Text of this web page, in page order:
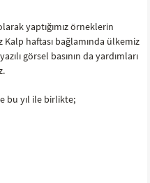
yaptığımız örneklerin
Kalp haftası bağlamında ülkemiz
görsel basının da yardımları
bu yıl ile birlikte;